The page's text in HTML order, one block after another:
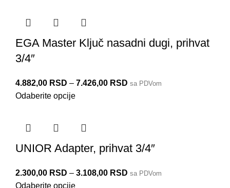
EGA Master Ključ nasadni dugi, prihvat
3/4″
4.882,00 RSD – 7.426,00 RSD sa PDVom
Odaberite opcije
UNIOR Adapter, prihvat 3/4″
2.300,00 RSD – 3.108,00 RSD sa PDVom
Odaberite opcije